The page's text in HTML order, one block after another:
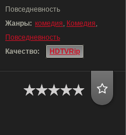
Повседневность
Жанры: комедия, Комедия,
Повседневность
Качество:
HDTVRip